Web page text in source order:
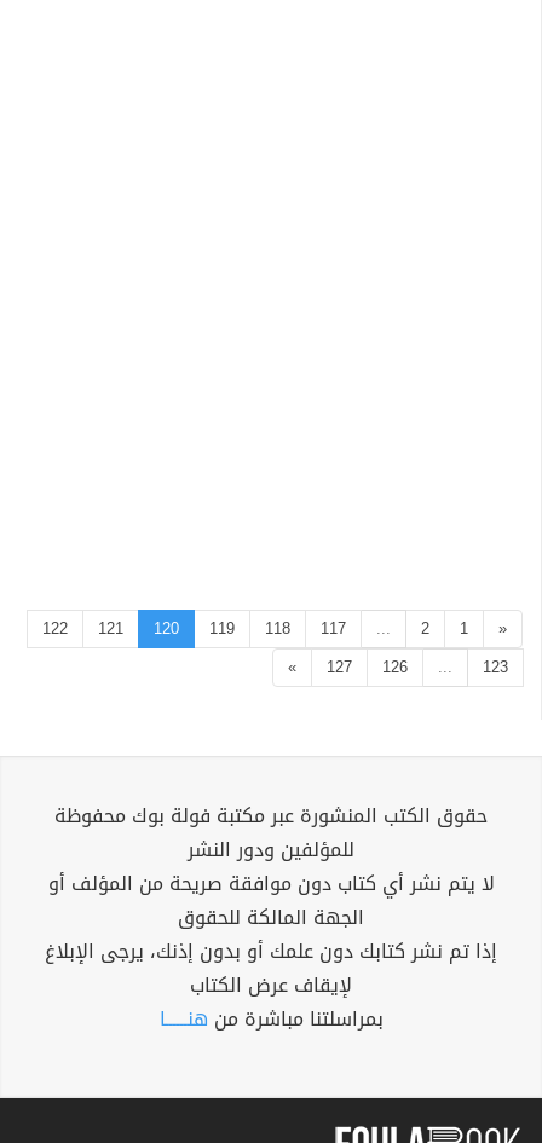
«
1
2
...
117
118
119
120
121
122
123
...
126
127
»
حقوق الكتب المنشورة عبر مكتبة فولة بوك محفوظة
للمؤلفين ودور النشر
لا يتم نشر أي كتاب دون موافقة صريحة من المؤلف أو
الجهة المالكة للحقوق
إذا تم نشر كتابك دون علمك أو بدون إذنك، يرجى الإبلاغ
لإيقاف عرض الكتاب
بمراسلتنا مباشرة من هنــــــا